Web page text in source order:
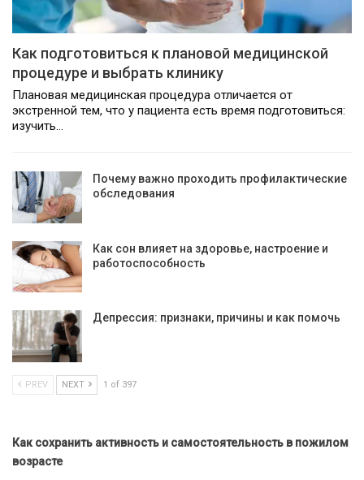
Как подготовиться к плановой медицинской
процедуре и выбрать клинику
Плановая медицинская процедура отличается от
экстренной тем, что у пациента есть время подготовиться:
изучить…
Почему важно проходить профилактические
обследования
Как сон влияет на здоровье, настроение и
работоспособность
Депрессия: признаки, причины и как помочь
PREV NEXT 1 of 397
Как сохранить активность и самостоятельность в пожилом
возрасте